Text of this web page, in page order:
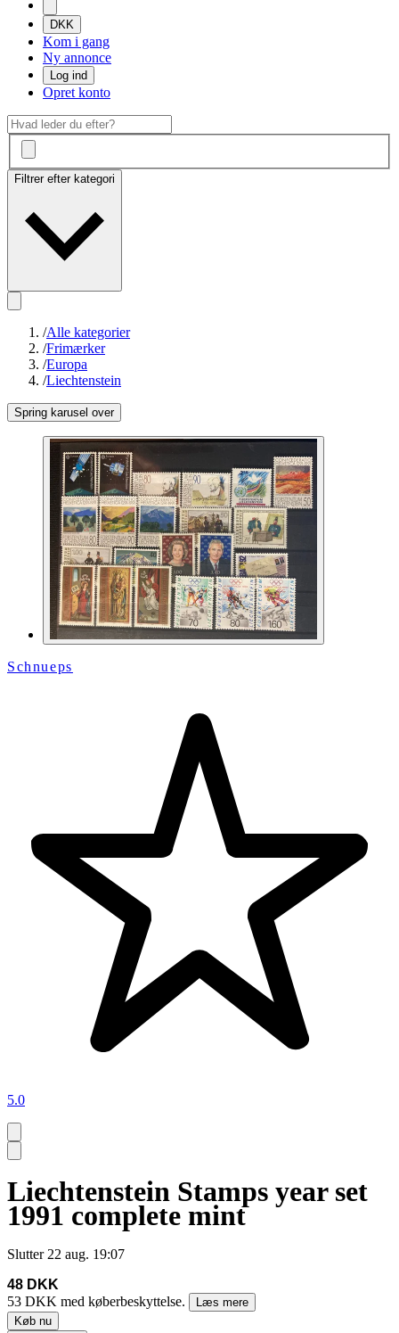
DKK
Kom i gang
Ny annonce
Log ind
Opret konto
Filtrer efter kategori
/Alle kategorier
/Frimærker
/Europa
/Liechtenstein
Spring karusel over
Schnueps
5.0
Liechtenstein Stamps year set
1991 complete mint
Slutter 22 aug. 19:07
48 DKK
53 DKK med køberbeskyttelse.
Læs mere
Køb nu